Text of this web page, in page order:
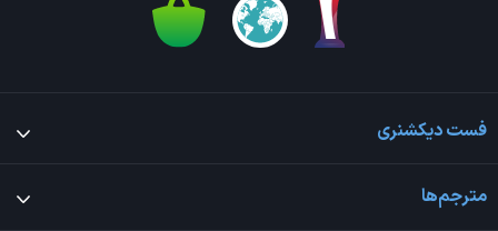
فست دیکشنری
مترجم‌ها